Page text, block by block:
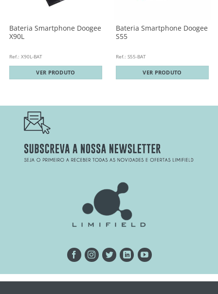
Bateria Smartphone Doogee
X90L
Ref.: X90L-BAT
VER PRODUTO
Bateria Smartphone Doogee
S55
Ref.: S55-BAT
VER PRODUTO